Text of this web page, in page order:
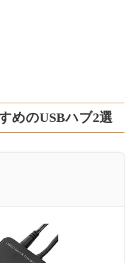
めのUSBハブ2選